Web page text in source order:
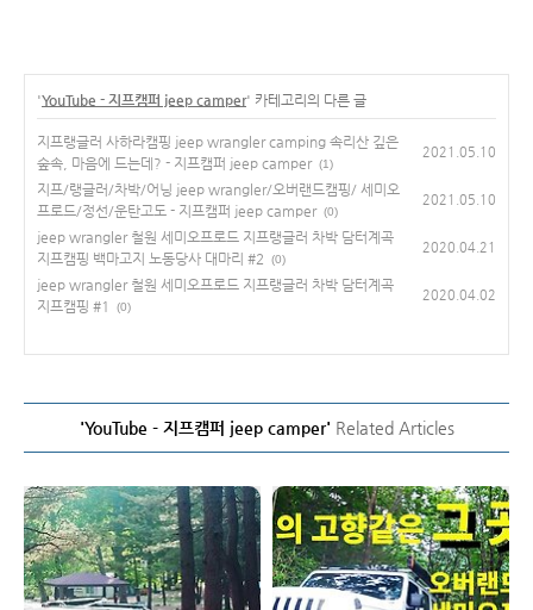
'YouTube - 지프캠퍼 jeep camper' 카테고리의 다른 글
지프랭글러 사하라캠핑 jeep wrangler camping 속리산 깊은
숲속, 마음에 드는데? - 지프캠퍼 jeep camper (1)
2021.05.10
지프/랭글러/차박/어닝 jeep wrangler/오버랜드캠핑/ 세미오
프로드/정선/운탄고도 - 지프캠퍼 jeep camper (0)
2021.05.10
jeep wrangler 철원 세미오프로드 지프랭글러 차박 담터계곡
지프캠핑 백마고지 노동당사 대마리 #2
(0)
2020.04.21
jeep wrangler 철원 세미오프로드 지프랭글러 차박 담터계곡
지프캠핑 #1
(0)
2020.04.02
'YouTube - 지프캠퍼 jeep camper' Related Articles